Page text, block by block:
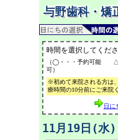
与野歯科・矯
時間を選択してくださ
（◯・・・予約可能 △
可）
※初めて来院される方は
療時間の10分前にご来院
日に
11月19日(水)